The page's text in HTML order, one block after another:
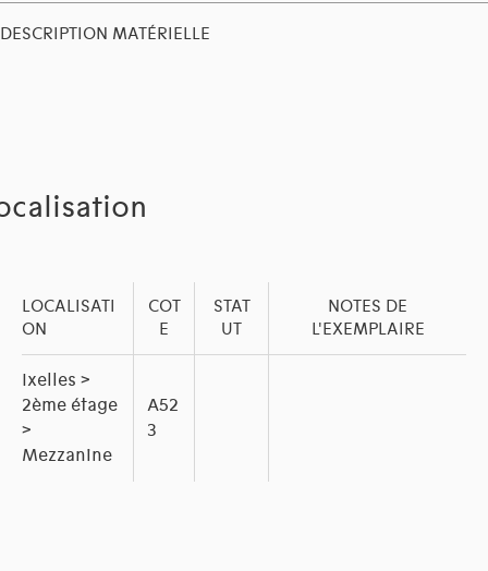
DESCRIPTION MATÉRIELLE
LOCALISATI
ON
COT
E
STAT
UT
NOTES DE
L'EXEMPLAIRE
Ixelles >
2ème étage
>
Mezzanine
A52
3